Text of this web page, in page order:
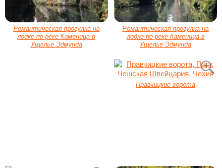
Романтическая прогулка на
лодке по реке Каменица в
Ущелье Эдмунда
Романтическая прогулка на
лодке по реке Каменица в
Ущелье Эдмунда
Правчицкие ворота